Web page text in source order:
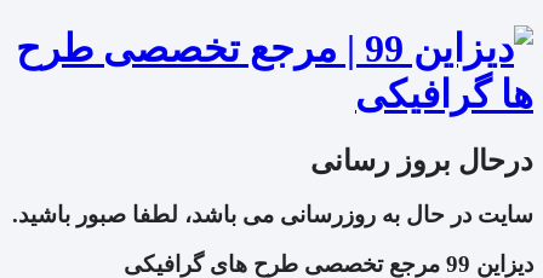
درحال بروز رسانی
سایت در حال به روزرسانی می باشد، لطفا صبور باشید.
دیزاین 99 مرجع تخصصی طرح های گرافیکی